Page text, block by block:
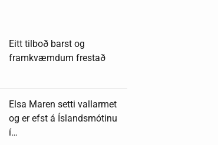
Eitt tilboð barst og
framkvæmdum frestað
Elsa Maren setti vallarmet
og er efst á Íslandsmótinu
í…